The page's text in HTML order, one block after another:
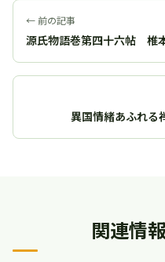
← 前の記事
源氏物語巻第四十六帖 椎
異国情緒あふれる
関連情